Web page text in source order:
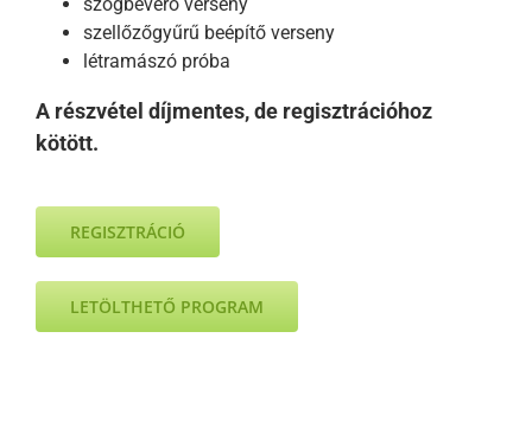
szellőzőgyűrű beépítő verseny
létramászó próba
A részvétel díjmentes, de regisztrációhoz
kötött.
REGISZTRÁCIÓ
LETÖLTHETŐ PROGRAM